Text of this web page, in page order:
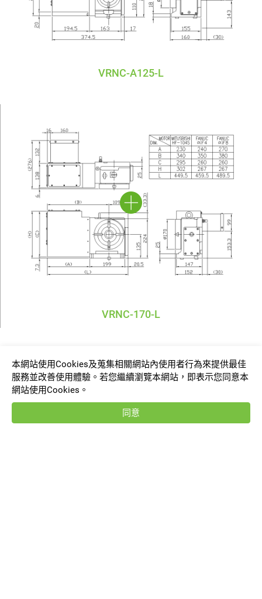
VRNC-A125-L
VRNC-170-L
本網站使用Cookies及蒐集相關網站內使用者行為來提供最佳
服務並改善使用體驗。若您繼續瀏覽本網站，即表示您同意本
網站使用Cookies。
同意